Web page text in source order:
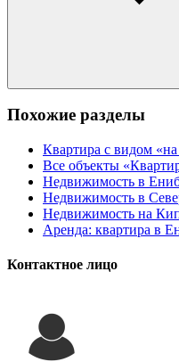
Похожие разделы
Квартира с видом
Все объекты
Недвижимость в
Недвижимость в
Недвижимость на
Аренда: квартира в
Контактное лицо